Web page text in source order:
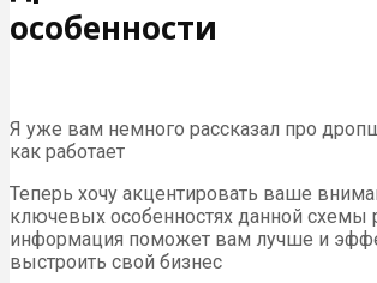
особенности
Я уже вам немного рассказал про
как работает
Теперь хочу акцентировать ваше
ключевых особенностях данной схемы
информация поможет вам лучше и
выстроить свой бизнес